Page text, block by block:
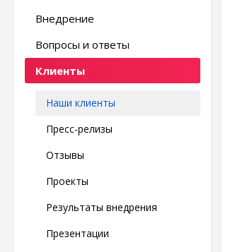
Внедрение
Вопросы и ответы
Клиенты
Наши клиенты
Пресс-релизы
Отзывы
Проекты
Результаты внедрения
Презентации